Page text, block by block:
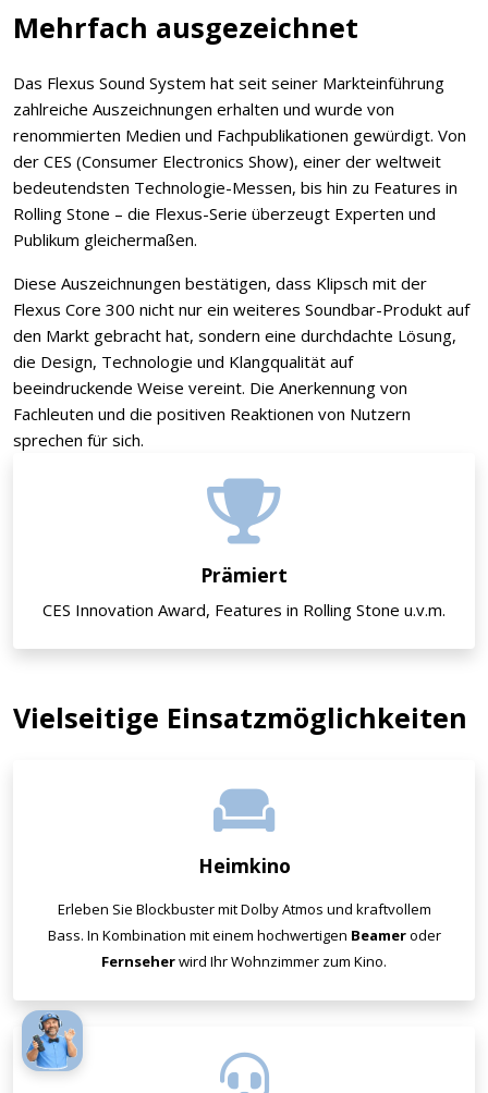
Mehrfach ausgezeichnet
Das Flexus Sound System hat seit seiner Markteinführung
zahlreiche Auszeichnungen erhalten und wurde von
renommierten Medien und Fachpublikationen gewürdigt. Von
der CES (Consumer Electronics Show), einer der weltweit
bedeutendsten Technologie-Messen, bis hin zu Features in
Rolling Stone – die Flexus-Serie überzeugt Experten und
Publikum gleichermaßen.
Diese Auszeichnungen bestätigen, dass Klipsch mit der
Flexus Core 300 nicht nur ein weiteres Soundbar-Produkt auf
den Markt gebracht hat, sondern eine durchdachte Lösung,
die Design, Technologie und Klangqualität auf
beeindruckende Weise vereint. Die Anerkennung von
Fachleuten und die positiven Reaktionen von Nutzern
sprechen für sich.
Prämiert
CES Innovation Award, Features in Rolling Stone u.v.m.
Vielseitige Einsatzmöglichkeiten
Heimkino
Erleben Sie Blockbuster mit Dolby Atmos und kraftvollem
Bass. In Kombination mit einem hochwertigen Beameroder
Fernseherwird Ihr Wohnzimmer zum Kino.